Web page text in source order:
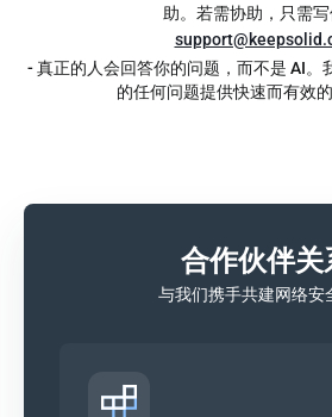
助。若需协助，只需
- 真正的人会回答你的问题，而不是 AI。
的任何问题提供快速而有效的
合作伙伴关
与我们携手共建网络安